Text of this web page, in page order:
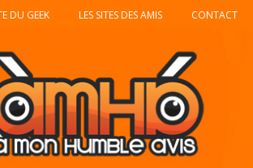
DU GEEK LES SITES DES AMIS CONTACT